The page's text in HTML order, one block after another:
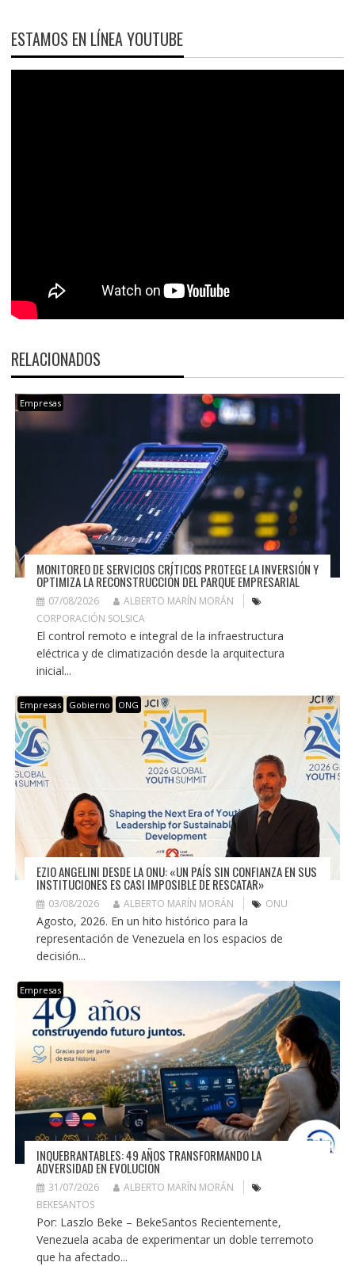
ESTAMOS EN LÍNEA YOUTUBE
RELACIONADOS
Empresas
MONITOREO DE SERVICIOS CRÍTICOS PROTEGE LA INVERSIÓN Y
OPTIMIZA LA RECONSTRUCCIÓN DEL PARQUE EMPRESARIAL
07/08/2026
ALBERTO MARÍN MORÁN
CORPORACIÓN SOLSICA
El control remoto e integral de la infraestructura
eléctrica y de climatización desde la arquitectura
inicial...
Empresas Gobierno ONG
EZIO ANGELINI DESDE LA ONU: «UN PAÍS SIN CONFIANZA EN SUS
INSTITUCIONES ES CASI IMPOSIBLE DE RESCATAR»
03/08/2026 ALBERTO MARÍN MORÁN ONU
Agosto, 2026. En un hito histórico para la
representación de Venezuela en los espacios de
decisión...
Empresas
INQUEBRANTABLES: 49 AÑOS TRANSFORMANDO LA
ADVERSIDAD EN EVOLUCIÓN
31/07/2026
ALBERTO MARÍN MORÁN
BEKESANTOS
Por: Laszlo Beke – BekeSantos Recientemente,
Venezuela acaba de experimentar un doble terremoto
que ha afectado...